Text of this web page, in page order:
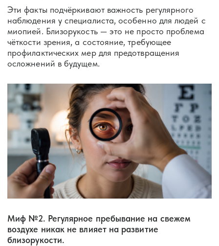
Эти факты подчёркивают важность регулярного
наблюдения у специалиста, особенно для людей с
миопией. Близорукость — это не просто проблема
чёткости зрения, а состояние, требующее
профилактических мер для предотвращения
осложнений в будущем.
Миф №2. Регулярное пребывание на свежем
воздухе никак не влияет на развитие
близорукости.